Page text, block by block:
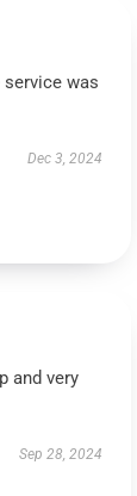
was
Dec 3, 2024
and very
Sep 28, 2024